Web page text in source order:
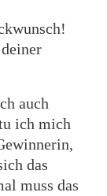
auch
ich mich
das
muss das